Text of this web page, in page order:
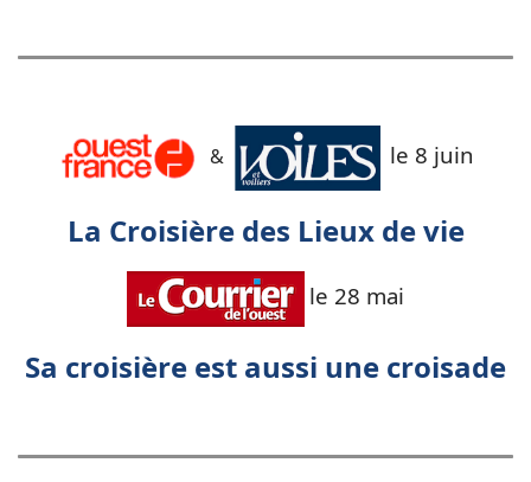
& le 8 juin
La Croisière des Lieux de vie
le 28 mai
Sa croisière est aussi une croisade